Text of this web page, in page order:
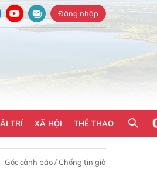
Đăng nhập
TRÍ XÃ HỘI THỂ THAO
Góc cảnh báo / Chống tin giả